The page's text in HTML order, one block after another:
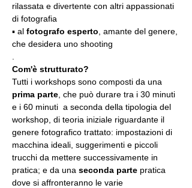
rilassata e divertente con altri appassionati
di fotografia
▪️ al fotografo esperto , amante del genere,
che desidera uno shooting
Com'è strutturato?
Tutti i workshops sono composti da una
prima parte , che può durare tra i 30 minuti
e i 60 minuti  a seconda della tipologia del
workshop, di teoria iniziale riguardante il
genere fotografico trattato: impostazioni di
macchina ideali, suggerimenti e piccoli
trucchi da mettere successivamente in
pratica; e da una seconda parte pratica
dove si affronteranno le varie